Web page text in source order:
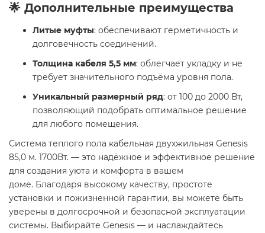
🌟 Дополнительные преимущества
Литые муфты: обеспечивают герметичность и
долговечность соединений.
Толщина кабеля 5,5 мм: облегчает укладку и не
требует значительного подъёма уровня пола.
Уникальный размерный ряд: от 100 до 2000 Вт,
позволяющий подобрать оптимальное решение
для любого помещения.
Система теплого пола кабельная двухжильная Genesis
85,0 м. 1700Вт. — это надёжное и эффективное решение
для создания уюта и комфорта в вашем
доме. Благодаря высокому качеству, простоте
установки и пожизненной гарантии, вы можете быть
уверены в долгосрочной и безопасной эксплуатации
системы. Выбирайте Genesis — и наслаждайтесь